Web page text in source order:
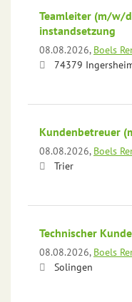
Teamleiter (m/w/
instandsetzung
08.08.2026, Boels
74379
Kundenbetreuer
08.08.2026, Boels
Trier
Technischer
08.08.2026, Boels
Solingen